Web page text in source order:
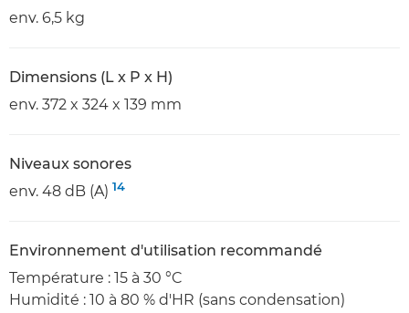
env. 6,5 kg
Dimensions (L x P x H)
env. 372 x 324 x 139 mm
Niveaux sonores
env. 48 dB (A) 14
Environnement d'utilisation recommandé
Température : 15 à 30 °C
Humidité : 10 à 80 % d'HR (sans condensation)